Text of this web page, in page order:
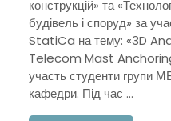
конструкцій» та
будівель і споруд» за
StatiCa на тему: «3D
Telecom Mast
участь студенти групи
кафедри. Під час ...